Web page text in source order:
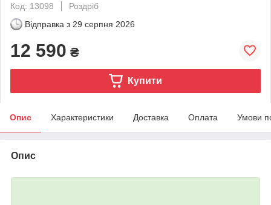
Код: 13098
Роздріб
Відправка з 29 серпня 2026
12 590 ₴
Купити
Опис Характеристики Доставка Оплата Умови
Опис